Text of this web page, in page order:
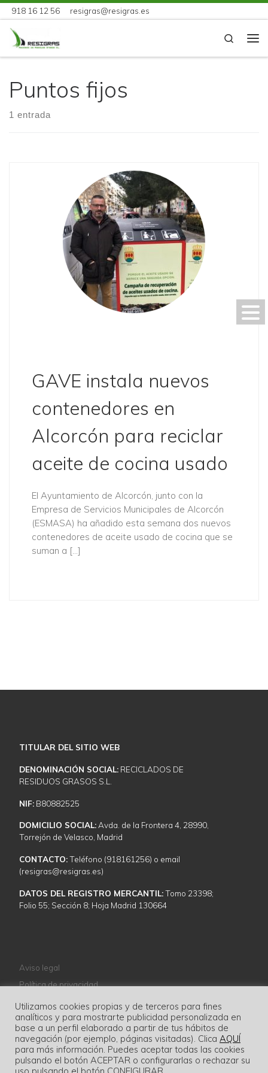
Skip to content
918 16 12 56 resigras@resigras.es
Search
Puntos fijos
1 entrada
GAVE instala nuevos
contenedores en
Alcorcón para reciclar
aceite de cocina usado
El Ayuntamiento de Alcorcón, junto con la
Empresa de Servicios Municipales de Alcorcón
(ESMASA) ha añadido esta semana dos nuevos
contenedores de aceite usado de cocina que se
suman a […]
TITULAR DEL SITIO WEB
DENOMINACIÓN SOCIAL:RECICLADOS DE
RESIDUOS GRASOS S.L.
NIF:B80882525
DOMICILIO SOCIAL:Avda. de la Frontera 4, 28990,
Torrejón de Velasco, Madrid
CONTACTO:Teléfono (918161256) o email
(resigras@resigras.es)
DATOS DEL REGISTRO MERCANTIL:Tomo 23398;
Folio 55; Sección 8; Hoja Madrid 130664
Aviso legal
Política de privacidad
Política de cookies
Normativa
Utilizamos cookies propias y de terceros para fines
analíticos y para mostrarte publicidad personalizada en
base a un perfil elaborado a partir de tus hábitos de
navegación (por ejemplo, páginas visitadas). Clica AQUÍ
para más información. Puedes aceptar todas las cookies
pulsando el botón ACEPTAR o configurarlas o rechazar su